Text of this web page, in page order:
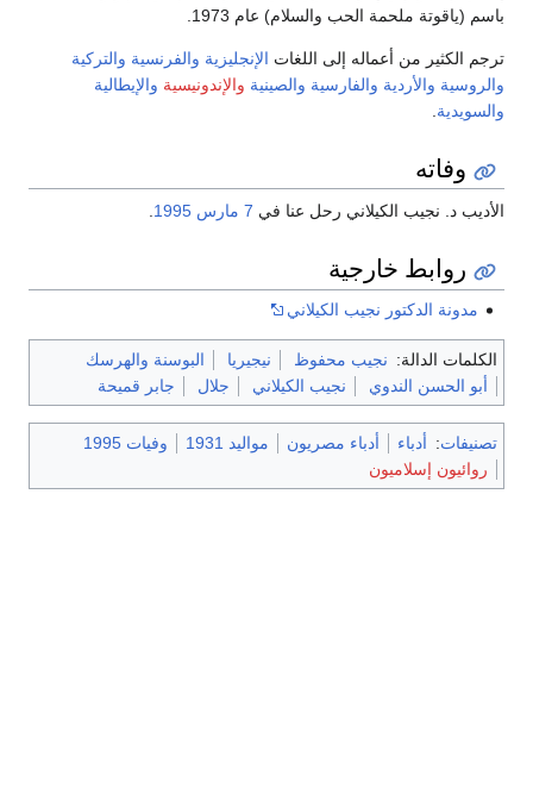
باسم (ياقوتة ملحمة الحب والسلام) عام 1973.
ترجم الكثير من أعماله إلى اللغات الإنجليزية والفرنسية والتركية
والروسية والأردية والفارسية والصينية والإندونيسية والإيطالية
والسويدية
وفاته
الأديب د. نجيب الكيلاني رحل عنا في 7 مارس 1995
.
روابط خارجية
مدونة الدكتور نجيب الكيلاني
الكلمات الدالة: نجيب محفوظ نيجيريا
البوسنة والهرسك
أبو الحسن الندوي
نجيب الكيلاني جلال جابر قميحة
تصنيفات: أدباء أدباء مصريون مواليد 1931
وفيات 1995
روائيون إسلاميون